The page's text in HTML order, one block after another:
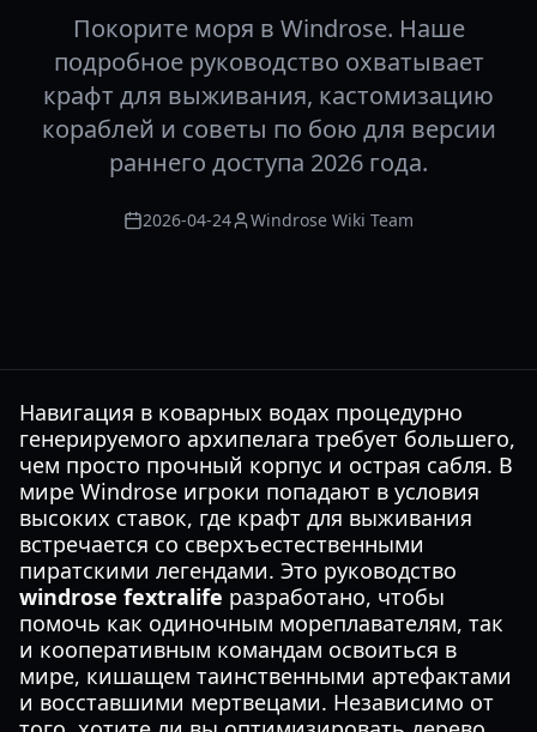
Покорите моря в Windrose. Наше
подробное руководство охватывает
крафт для выживания, кастомизацию
кораблей и советы по бою для версии
раннего доступа 2026 года.
2026-04-24 Windrose Wiki Team
Навигация в коварных водах процедурно
генерируемого архипелага требует большего,
чем просто прочный корпус и острая сабля. В
мире Windrose игроки попадают в условия
высоких ставок, где крафт для выживания
встречается со сверхъестественными
пиратскими легендами. Это руководство
windrose fextralife разработано, чтобы
помочь как одиночным мореплавателям, так
и кооперативным командам освоиться в
мире, кишащем таинственными артефактами
и восставшими мертвецами. Независимо от